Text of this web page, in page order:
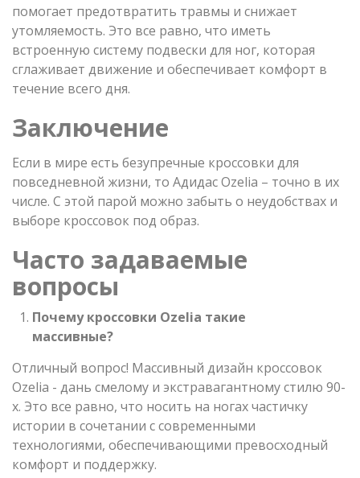
помогает предотвратить травмы и снижает
утомляемость. Это все равно, что иметь
встроенную систему подвески для ног, которая
сглаживает движение и обеспечивает комфорт в
течение всего дня.
Заключение
Если в мире есть безупречные кроссовки для
повседневной жизни, то Адидас Ozelia – точно в их
числе. С этой парой можно забыть о неудобствах и
выборе кроссовок под образ.
Часто задаваемые
вопросы
Почему кроссовки Ozelia такие
массивные?
Отличный вопрос! Массивный дизайн кроссовок
Ozelia - дань смелому и экстравагантному стилю 90-
х. Это все равно, что носить на ногах частичку
истории в сочетании с современными
технологиями, обеспечивающими превосходный
комфорт и поддержку.